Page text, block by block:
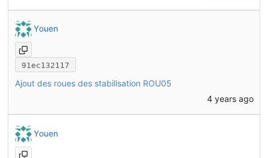
Youen
91ec132117
Ajout des roues des stabilisation ROU05
4 years ago
Youen